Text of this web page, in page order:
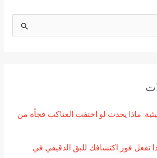
ماذا يحدث لو اختفت العناكب فجأة من
تفعل فور اكتشافك للبق الدقيقي في